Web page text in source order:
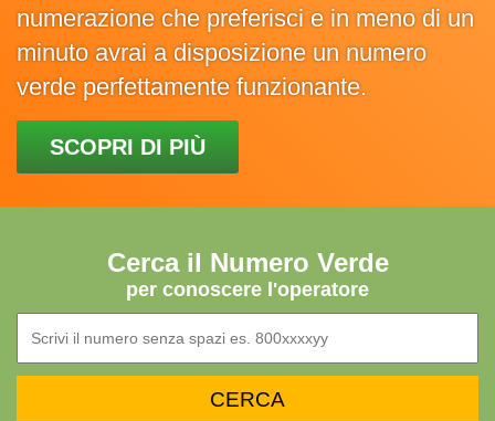
numerazione che preferisci e in meno di un
minuto avrai a disposizione un numero
verde perfettamente funzionante.
SCOPRI DI PIÙ
Cerca il Numero Verde
per conoscere l'operatore